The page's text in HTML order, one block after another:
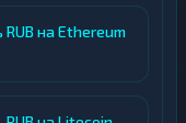
на Ethereum